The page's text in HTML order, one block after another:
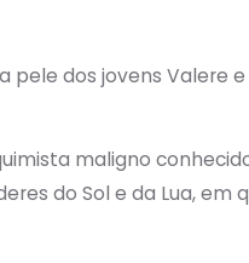
pele dos jovens Valere
maligno
do Sol e da Lua, em